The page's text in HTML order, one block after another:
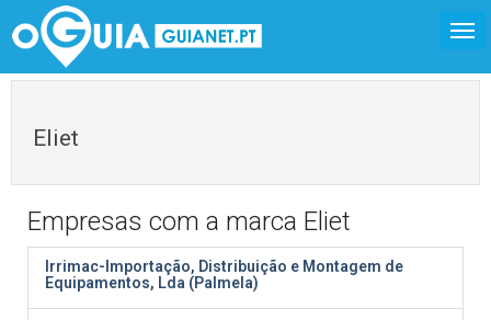
Eliet
Empresas com a marca Eliet
Irrimac-Importação, Distribuição e Montagem de
Equipamentos, Lda (Palmela)